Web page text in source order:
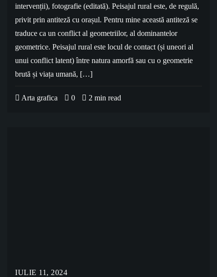
intervenții), fotografie (editată). Peisajul rural este, de regulă,
privit prin antiteză cu orașul. Pentru mine această antiteză se
traduce ca un conflict al geometriilor, al dominantelor
geometrice. Peisajul rural este locul de contact (și uneori al
unui conflict latent) între natura amorfă sau cu o geometrie
brută și viața umană, […]
Arta grafica 0 2 min read
IULIE 11, 2024